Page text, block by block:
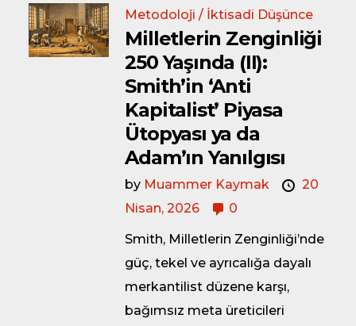
Metodoloji / İktisadi Düşünce
Milletlerin Zenginliği
250 Yaşında (II):
Smith’in ‘Anti
Kapitalist’ Piyasa
Ütopyası ya da
Adam’ın Yanılgısı
by Muammer Kaymak
20
Nisan, 2026
0
Smith, Milletlerin Zenginliği’nde
güç, tekel ve ayrıcalığa dayalı
merkantilist düzene karşı,
bağımsız meta üreticileri